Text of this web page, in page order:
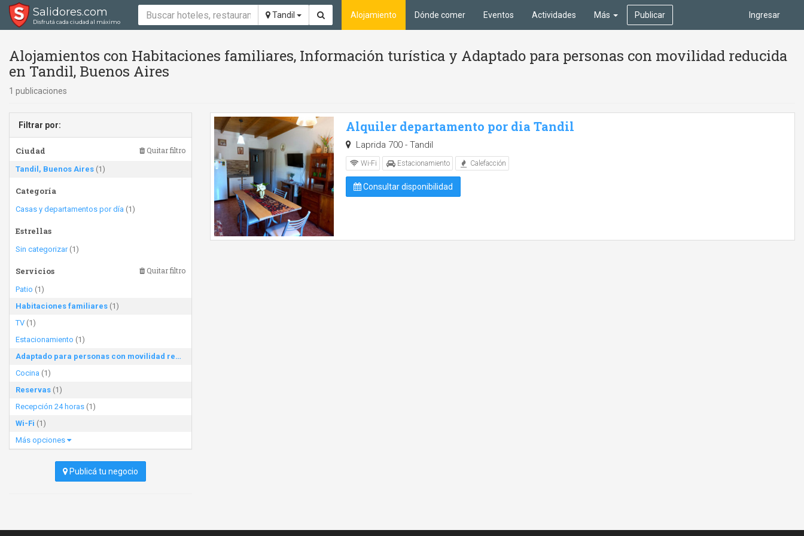
Salidores.com
Disfrutá cada ciudad al máximo
Tandil Ingresar
Alojamiento Dónde comer Eventos Actividades Más Publicar
Alojamientos con Habitaciones familiares, Información turística y Adaptado para personas con movilidad reducida
en Tandil, Buenos Aires
1 publicaciones
Filtrar por:
Ciudad Quitar filtro
Tandil, Buenos Aires (1)
Categoría
Casas y departamentos por día (1)
Estrellas
Sin categorizar(1)
Servicios Quitar filtro
Patio (1)
Habitaciones familiares (1)
TV (1)
Estacionamiento (1)
Adaptado para personas con movilidad reducida
Cocina (1)
Reservas (1)
Recepción 24 horas (1)
Wi-Fi (1)
Más opciones
Publicá tu negocio
Alquiler departamento por dia Tandil
Laprida 700 - Tandil
Wi-Fi Estacionamiento Calefacción
Consultar disponibilidad